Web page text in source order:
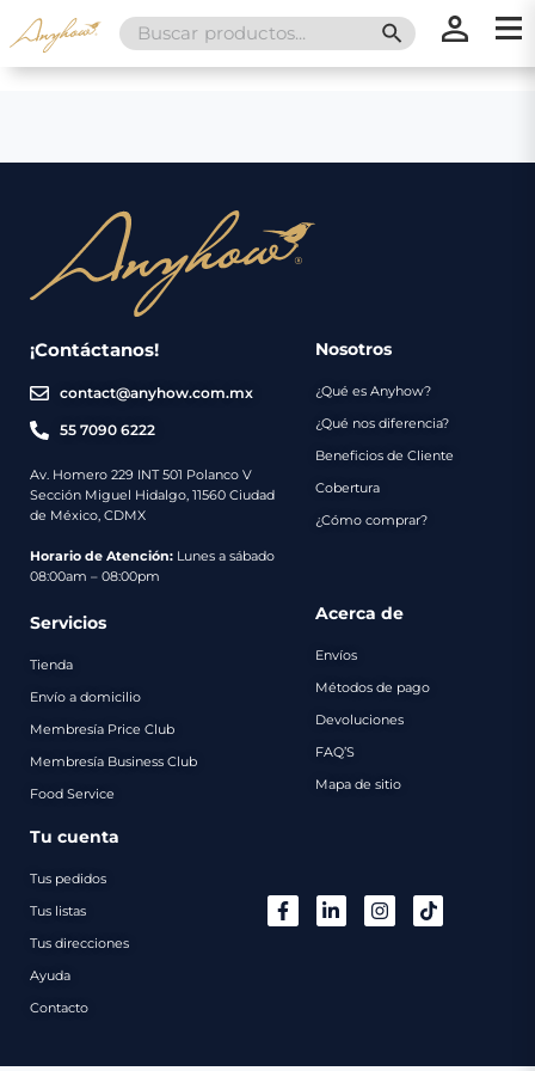
Search
for:
SEARCH
¡Contáctanos!
contact@anyhow.com.mx
55 7090 6222
Av. Homero 229 INT 501 Polanco V
Sección Miguel Hidalgo, 11560 Ciudad
de México, CDMX
Horario de Atención: Lunes a sábado
08:00am – 08:00pm
Nosotros
¿Qué es Anyhow?
¿Qué nos diferencia?
Beneficios de Cliente
Cobertura
¿Cómo comprar?
Servicios
Tienda
Envío a domicilio
Membresía Price Club
Membresía Business Club
Food Service
Acerca de
Envíos
Métodos de pago
Devoluciones
FAQ’S
Mapa de sitio
Tu cuenta
Tus pedidos
Tus listas
Tus direcciones
Ayuda
Contacto
Nosotros
Servicios
Envíos
Métodos
de
Catálogo
Regalos
Contacto